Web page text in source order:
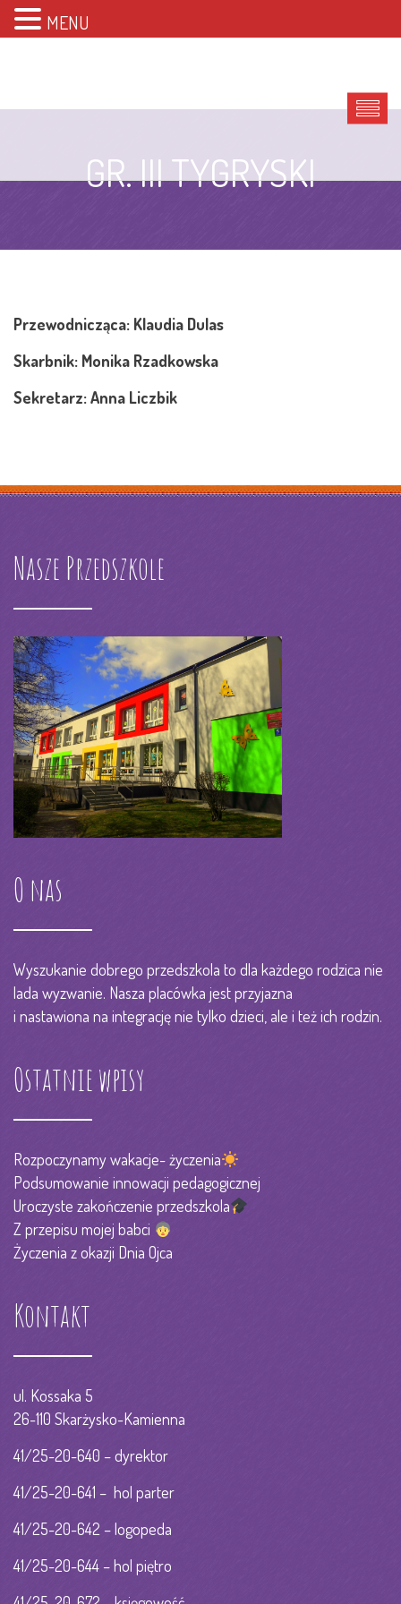
GR. III TYGRYSKI
Przewodnicząca: Klaudia Dulas
Skarbnik: Monika Rzadkowska
Sekretarz: Anna Liczbik
Nasze Przedszkole
O nas
Wyszukanie dobrego przedszkola to dla każdego rodzica nie
lada wyzwanie. Nasza placówka jest przyjazna
i nastawiona na integrację nie tylko dzieci, ale i też ich rodzin.
Ostatnie wpisy
Rozpoczynamy wakacje- życzenia
Podsumowanie innowacji pedagogicznej
Uroczyste zakończenie przedszkola
Z przepisu mojej babci
Życzenia z okazji Dnia Ojca
Kontakt
ul. Kossaka 5
26-110 Skarżysko-Kamienna
41/25-20-640 – dyrektor
41/25-20-641 – hol parter
41/25-20-642 – logopeda
41/25-20-644 – hol piętro
MENU